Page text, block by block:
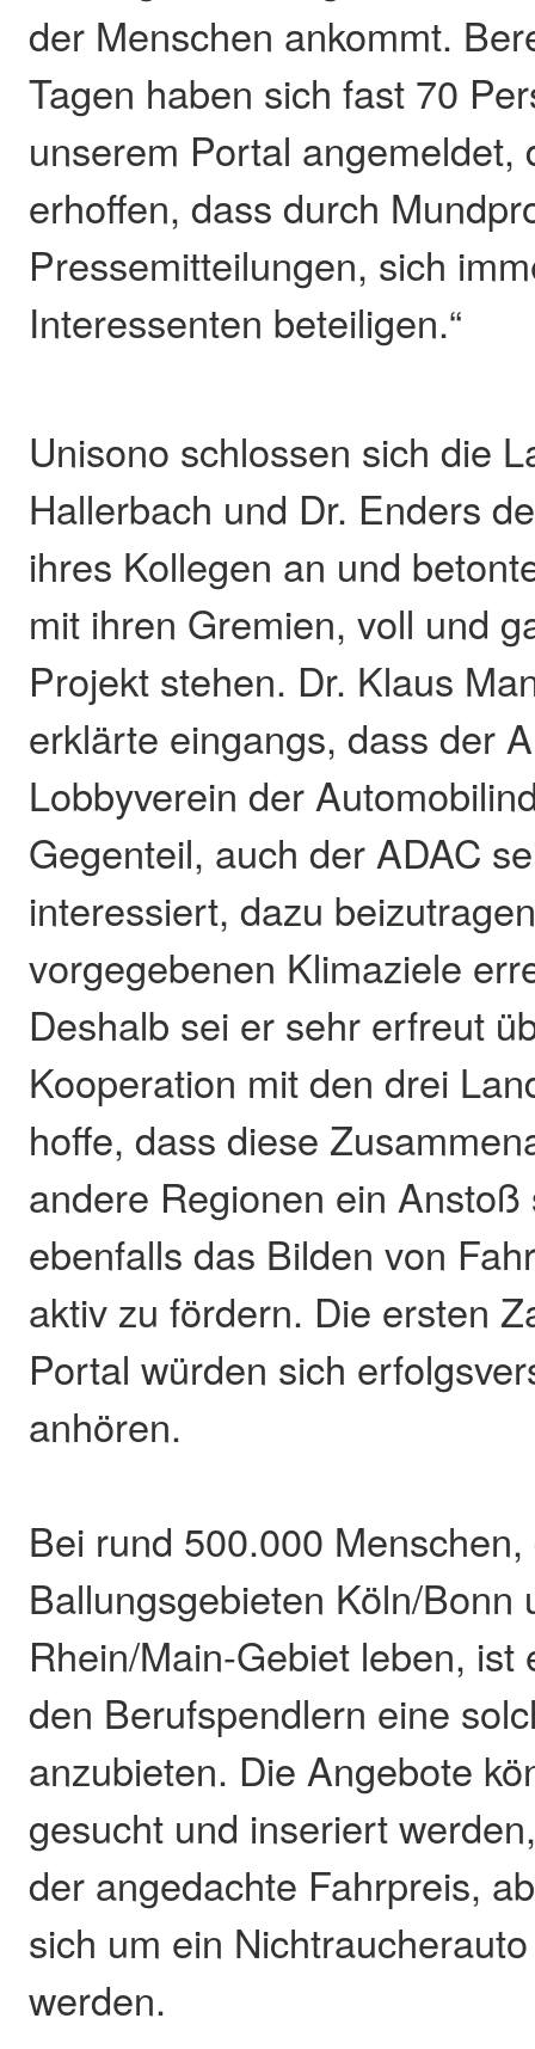
der Menschen ankommt.
Tagen haben sich fast 70
unserem Portal angemeldet,
erhoffen, dass durch
Pressemitteilungen, sich
Interessenten beteiligen.“
Unisono schlossen sich die
Hallerbach und Dr. Enders
ihres Kollegen an und
mit ihren Gremien, voll und
Projekt stehen. Dr. Klaus
erklärte eingangs, dass der
Lobbyverein der
Gegenteil, auch der ADAC
interessiert, dazu
vorgegebenen Klimaziele
Deshalb sei er sehr erfreut
Kooperation mit den drei
hoffe, dass diese
andere Regionen ein Anstoß
ebenfalls das Bilden von
aktiv zu fördern. Die ersten
Portal würden sich
anhören.
Bei rund 500.000
Ballungsgebieten Köln/Bonn
Rhein/Main-Gebiet leben, ist
den Berufspendlern eine
anzubieten. Die Angebote
gesucht und inseriert
der angedachte Fahrpreis,
sich um ein
werden.